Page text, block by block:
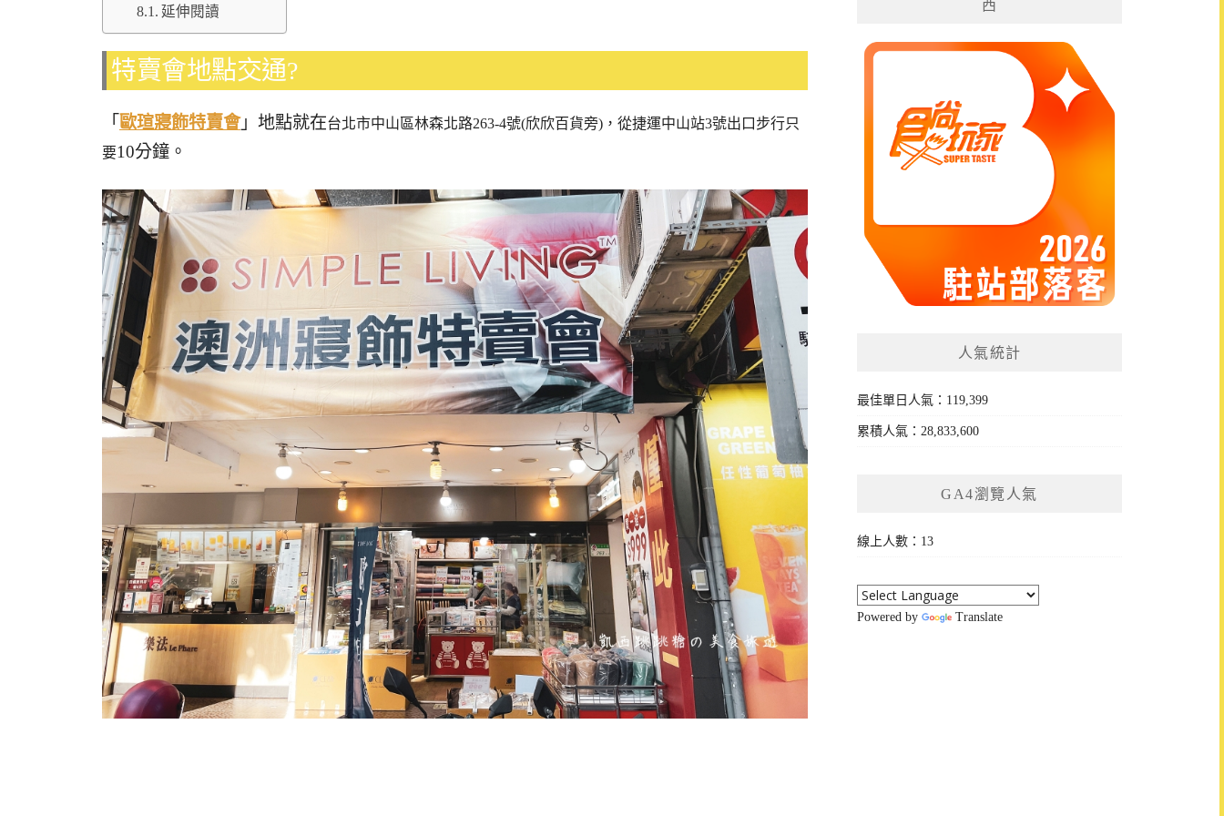
延伸閱讀
特賣會地點交通?
「 歐瑄寢飾特賣會」地點就在台北市中山區林森北路263-4號(欣欣百貨旁)，從捷運中山站3號出口步行只
要10分鐘。
西
人氣統計
最佳單日人氣：119,399
累積人氣：28,833,600
GA4瀏覽人氣
線上人數：13
Powered by Translate